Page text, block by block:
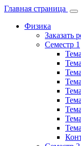
Главная страница
Физика
Заказать
Семестр 1